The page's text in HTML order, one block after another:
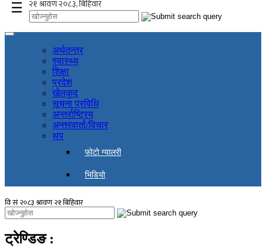
☰
अर्थतन्त्र
स्वास्थ्य
शिक्षा
प्रदेश
खेलकुद
सूचना प्रविधि
अन्तर्राष्ट्रिय
अन्तरवार्ता/विचार
थप
फोटो ग्यालरी
भिडियो
ट्रेण्डिङ :